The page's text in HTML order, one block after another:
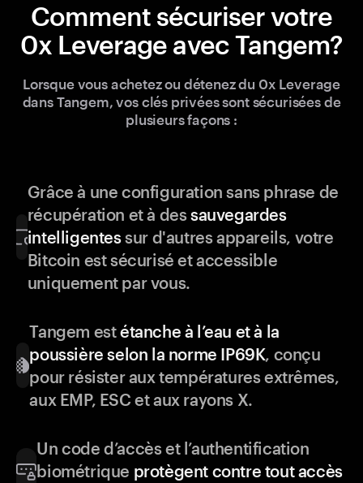
Comment sécuriser votre
0x Leverage avec Tangem?
Lorsque vous achetez ou détenez du 0x Leverage
dans Tangem, vos clés privées sont sécurisées de
plusieurs façons :
Grâce à une configuration sans phrase de
récupération et à dessauvegardes
intelligentessur d'autres appareils, votre
Bitcoin est sécurisé et accessible
uniquement par vous.
Tangem estétanche à l’eau et à la
poussière selon la norme IP69K, conçu
pour résister aux températures extrêmes,
aux EMP, ESC et aux rayons X.
Un code d’accès et l’authentification
biométrique protègent contre tout accès